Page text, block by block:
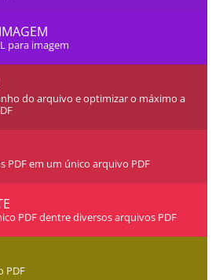
para imagem
do arquivo e optimizar o máximo a
PDF em um único arquivo PDF
PDF dentre diversos arquivos PDF
PDF